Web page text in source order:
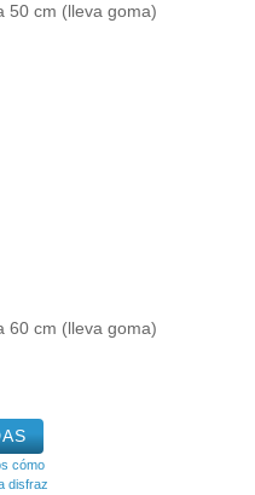
50 cm (lleva goma)
60 cm (lleva goma)
cómo
disfraz